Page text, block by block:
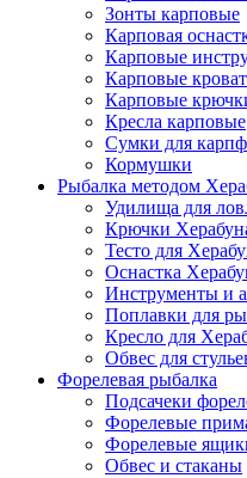
Зонты карповые
Карповая
Карповые
Карповые
Карповые
Кресла карповые
Сумки для
Кормушки
Рыбалка методом
Удилища для
Крючки
Тесто для
Оснастка
Инструменты и
Поплавки для
Кресло для
Обвес для
Форелевая рыбалка
Подсачеки
Форелевые
Форелевые
Обвес и стаканы